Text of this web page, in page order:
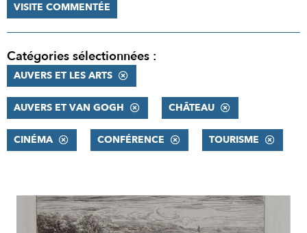
VISITE COMMENTÉE
Catégories sélectionnées :
AUVERS ET LES ARTS
AUVERS ET VAN GOGH CHÂTEAU
CINÉMA CONFÉRENCE TOURISME
RÉSULTATS